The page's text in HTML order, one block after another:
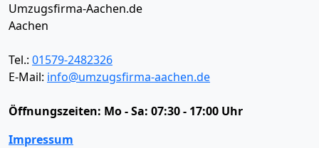
Umzugsfirma-Aachen.de
Aachen
Tel.: 01579-2482326
E-Mail: info@umzugsfirma-aachen.de
Öffnungszeiten: Mo - Sa: 07:30 - 17:00 Uhr
Impressum